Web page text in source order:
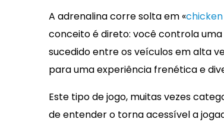
A adrenalina corre solta em «
conceito é direto: você controla
sucedido entre os veículos em alta
para uma experiência frenética e
Este tipo de jogo, muitas vezes
de entender o torna acessível a